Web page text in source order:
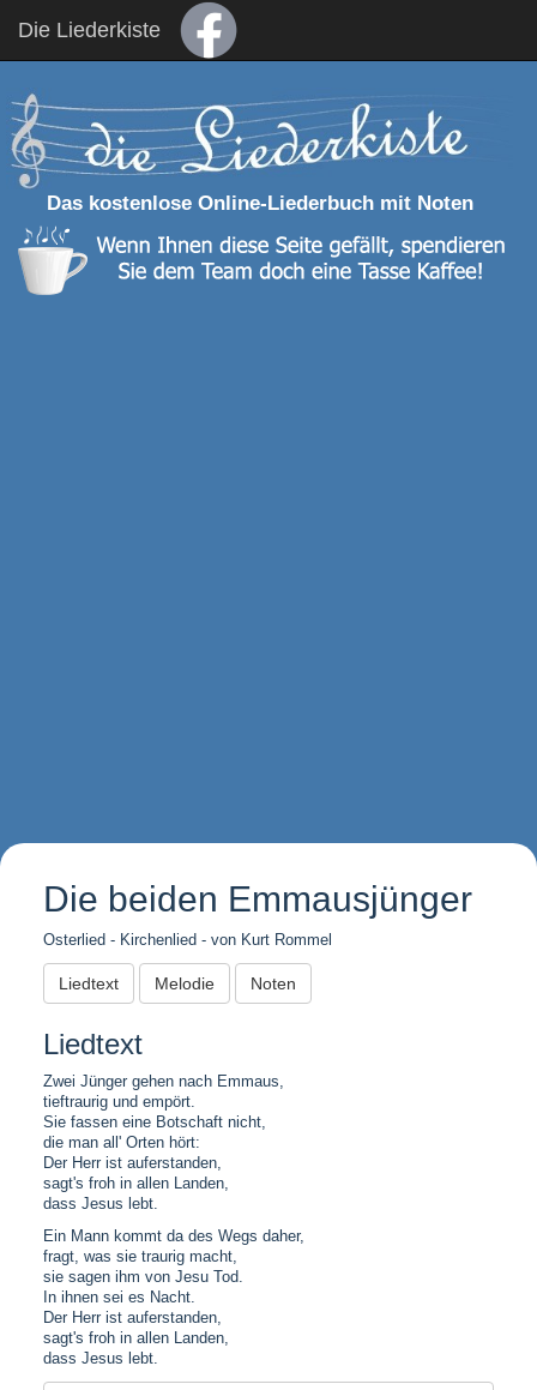
Die Liederkiste
Das kostenlose Online-Liederbuch mit Noten
Die beiden Emmausjünger
Osterlied - Kirchenlied - von Kurt Rommel
Liedtext Melodie Noten
Liedtext
Zwei Jünger gehen nach Emmaus,
tieftraurig und empört.
Sie fassen eine Botschaft nicht,
die man all' Orten hört:
Der Herr ist auferstanden,
sagt's froh in allen Landen,
dass Jesus lebt.
Ein Mann kommt da des Wegs daher,
fragt, was sie traurig macht,
sie sagen ihm von Jesu Tod.
In ihnen sei es Nacht.
Der Herr ist auferstanden,
sagt's froh in allen Landen,
dass Jesus lebt.